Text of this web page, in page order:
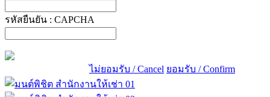
รหัสยืนยัน : CAPCHA
ไม่ยอมรับ / Cancel ยอมรับ / Confirm